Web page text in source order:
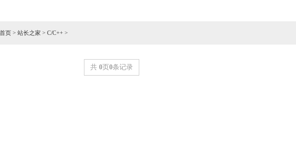
首页 > 站长之家 > C/C++ >
共 0页 0条记录